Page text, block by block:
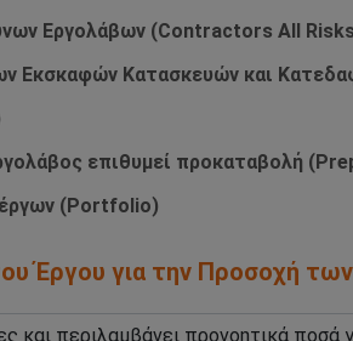
Εργολάβων (Contractors All
Εκσκαφών Κατασκευών και
επιθυμεί προκαταβολή
έργων (Portfolio)
Έργου για την Προσοχή